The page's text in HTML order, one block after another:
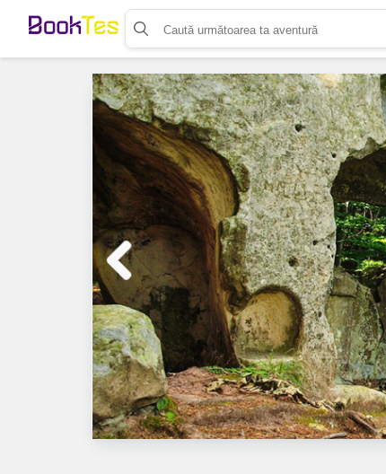
Organizează-ți activitatea
Listează-ți activitatea
Vinde bilete cu Booktes.com
Aplicația de control access